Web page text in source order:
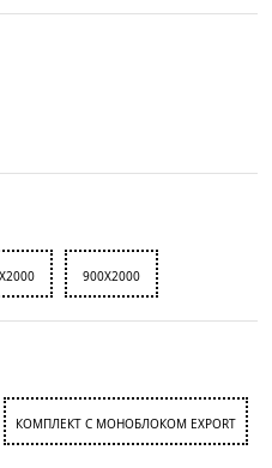
900X2000
КОМПЛЕКТ С МОНОБЛОКОМ EXPORT